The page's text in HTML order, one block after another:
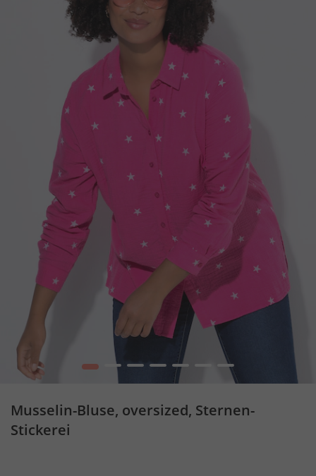
1 3 4 5 7
Musselin-Bluse, oversized, Sternen-
Stickerei